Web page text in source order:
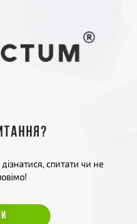
спитати чи не